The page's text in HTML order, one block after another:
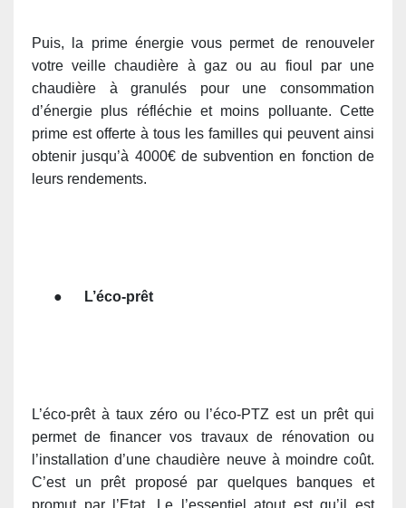
Puis, la prime énergie vous permet de renouveler
votre veille chaudière à gaz ou au fioul par une
chaudière à granulés pour une consommation
d’énergie plus réfléchie et moins polluante. Cette
prime est offerte à tous les familles qui peuvent ainsi
obtenir jusqu’à 4000€ de subvention en fonction de
leurs rendements.
● L’éco-prêt
L’éco-prêt à taux zéro ou l’éco-PTZ est un prêt qui
permet de financer vos travaux de rénovation ou
l’installation d’une chaudière neuve à moindre coût.
C’est un prêt proposé par quelques banques et
promut par l’Etat. Le l’essentiel atout est qu’il est